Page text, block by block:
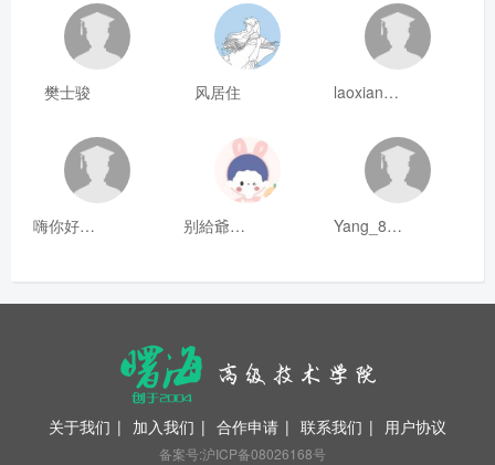
樊士骏 风居住 laoxianrou
嗨你好8mm 别給爺装纯 Yang_811
关于我们 | 加入我们 | 合作申请 | 联系我们 | 用户协议
备案号:沪ICP备08026168号